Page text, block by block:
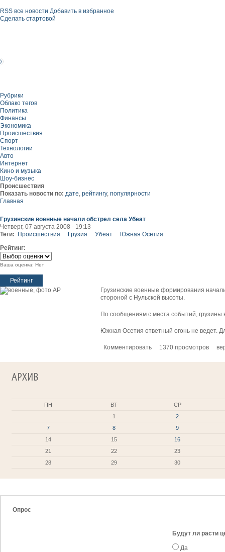
RSS все новости Добавить в избранное
Сделать стартовой
Рубрики
Облако тегов
Политика
Финансы
Экономика
Происшествия
Спорт
Технологии
Авто
Интернет
Кино и музыка
Шоу-бизнес
Происшествия
Показать новости по: дате, рейтингу, популярности
Главная
Грузинские военные начали обстрел села Убеат
Четверг, 07 августа 2008 - 19:13
Теги:
Происшествия Грузия Убеат
Южная Осетия
Рейтинг:
Ваша оценка: Нет
Грузинские военные формирования
стороной с Нульской высоты.
По сообщениям с места событий, грузины
Южная Осетия ответный огонь не ведет.
Комментировать 1370 просмотров
АРХИВ
ПН ВТ
СР
1
2
7
8
9
14
15
16
21
22
23
28
29 30
Опрос
Будут ли расти
Да